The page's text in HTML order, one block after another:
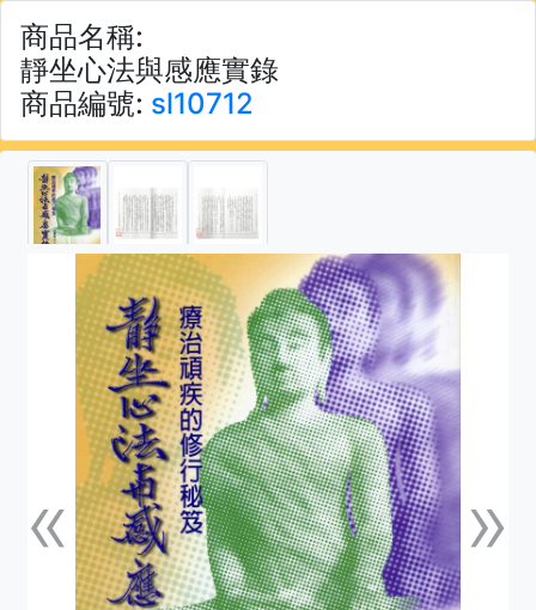
商品名稱:
靜坐心法與感應實錄
商品編號: sl10712
«上一張 »下一